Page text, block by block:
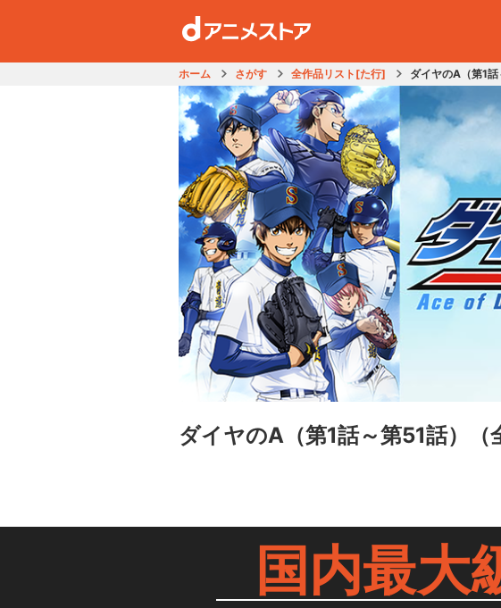
ホーム さがす 全作品リスト[た行] ダイヤのA（第1話
ダイヤのA（第1話～第51話）
国内最大